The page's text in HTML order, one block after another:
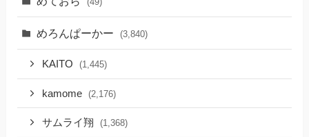
めろんぱーかー (3,840)
KAITO (1,445)
kamome (2,176)
サムライ翔 (1,368)